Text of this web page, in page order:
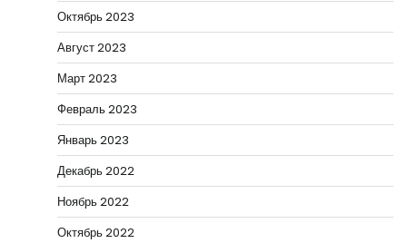
Октябрь 2023
Август 2023
Март 2023
Февраль 2023
Январь 2023
Декабрь 2022
Ноябрь 2022
Октябрь 2022